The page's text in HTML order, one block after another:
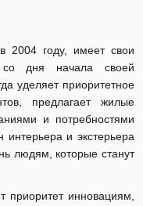
2004 году, имеет свои
дня начала своей
уделяет приоритетное
предлагает жилые
и потребностями
интерьера и экстерьера
людям, которые станут
приоритет инновациям,